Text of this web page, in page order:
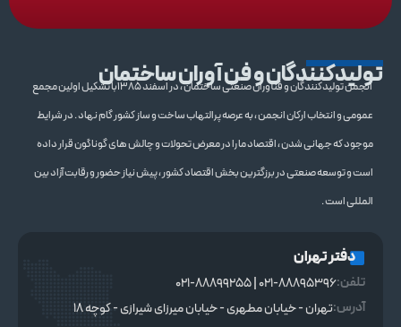
تولیدکنندگان و فن آوران ساختمانانجمن تولیدکنندگان و فنآوران صنعتی ساختمان ، در اسفند 1385با تشکیل اولین مجمع
عمومی و انتخاب ارکان انجمن ، به عرصه پرالتهاب ساخت و ساز کشور گام نهاد . در شرایط
موجود که جهانی شدن ، اقتصاد ما را در معرض تحولات و چالش های گوناگون قرار داده
است و توسعه صنعتی در برزگترین بخش اقتصاد کشور ، پیش نیاز حضور و رقابت آزاد بین
المللی است .
دفتر تهران
تلفن:021-88895396 | 021-88899255
آدرس:
تهران - خیابان مطهری - خیابان میرزای شیرازی - کوچه ۱۸